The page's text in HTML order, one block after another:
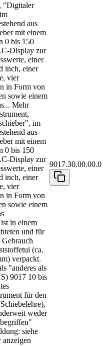
"Digitaler
aus
mit einem
0 bis 150
Display zur
einer
inch, einer
vier
in Form von
sowie einem
... Mehr
im
aus
mit einem
0 bis 150
Display zur
einer
inch, einer
vier
in Form von
sowie einem
in einem
und für
Gebrauch
(ca.
verpackt.
"anderes als
9017 10 bis
für den
weder
siehe
anzeigen
9017.30.00.00.0